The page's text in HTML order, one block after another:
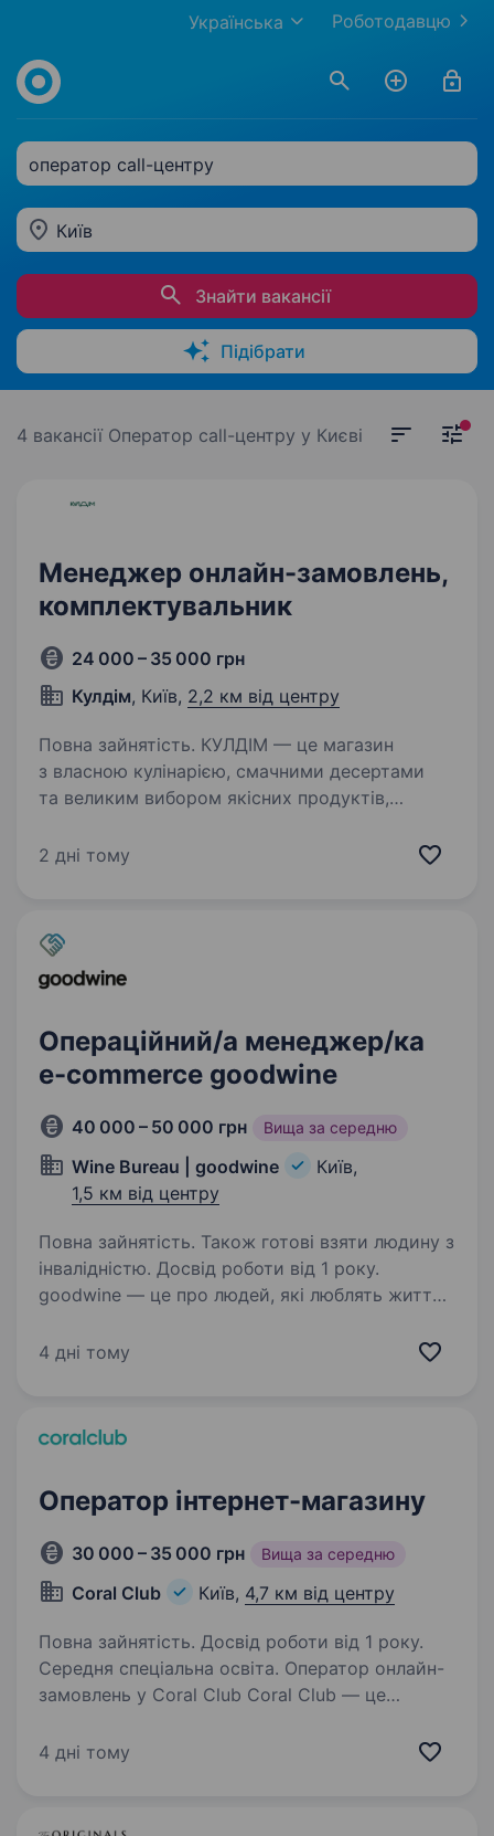
Роботодавцю
Українська
оператор call-центру
Київ
Знайти вакансії
Підібрати
4 вакансії Оператор call-центру у Києві
Менеджер онлайн-замовлень,
комплектувальник
24 000 – 35 000 грн
Кулдім, Київ, 2,2 км від центру
Повна зайнятість. КУЛДІМ — це магазин
з власною кулінарією, смачними десертами
та великим вибором якісних продуктів,
на правому березі Києва. Наші страви —
2 дні тому
Операційний/а менеджер/ка
e-commerce goodwine
40 000 – 50 000 грн Вища за середню
Wine Bureau | goodwine
Київ,
1,5 км від центру
Повна зайнятість. Також готові взяти людину з
інвалідністю. Досвід роботи від 1 року.
goodwine — це про людей, які люблять життя,
commerce напрям і шукаємо людину, яка
Операційний/а…
4 дні тому
Оператор інтернет-магазину
30 000 – 35 000 грн Вища за середню
Coral Club Київ, 4,7 км від центру
Повна зайнятість. Досвід роботи від 1 року.
Середня спеціальна освіта. Оператор онлайн-
замовлень у Coral Club Coral Club — це
понад 25 років змінює уявлення про здоровий
4 дні тому